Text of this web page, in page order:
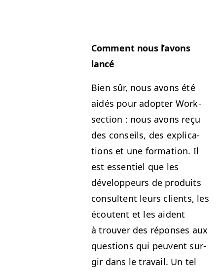
Com­ment nous l’avons
lancé
Bien sûr, nous avons été
aidés pour adopter Work­
sec­tion : nous avons reçu
des con­seils, des expli­ca­
tions et une for­ma­tion. Il
est essen­tiel que les
développeurs de pro­duits
con­sul­tent leurs clients, les
écoutent et les aident
à trou­ver des répons­es aux
ques­tions qui peu­vent sur­
gir dans le tra­vail. Un tel